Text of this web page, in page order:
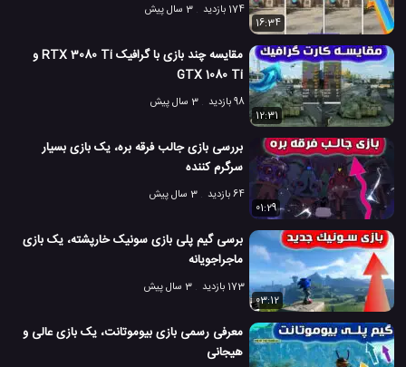
174 بازدید
3 سال پیش
16:34
مقایسه چند بازی با گرافیک RTX 3080 Ti و
GTX 1080 Ti
98 بازدید
3 سال پیش
12:31
بررسی بازی جالب فرقه بره، یک بازی بسیار
سرگرم کننده
64 بازدید
3 سال پیش
01:29
برسی گیم پلی بازی سونیک خارپشته، یک بازی
ماجراجویانه
173 بازدید
3 سال پیش
03:12
معرفی رسمی بازی بیوموتانت، یک بازی عالی و
هیجانی